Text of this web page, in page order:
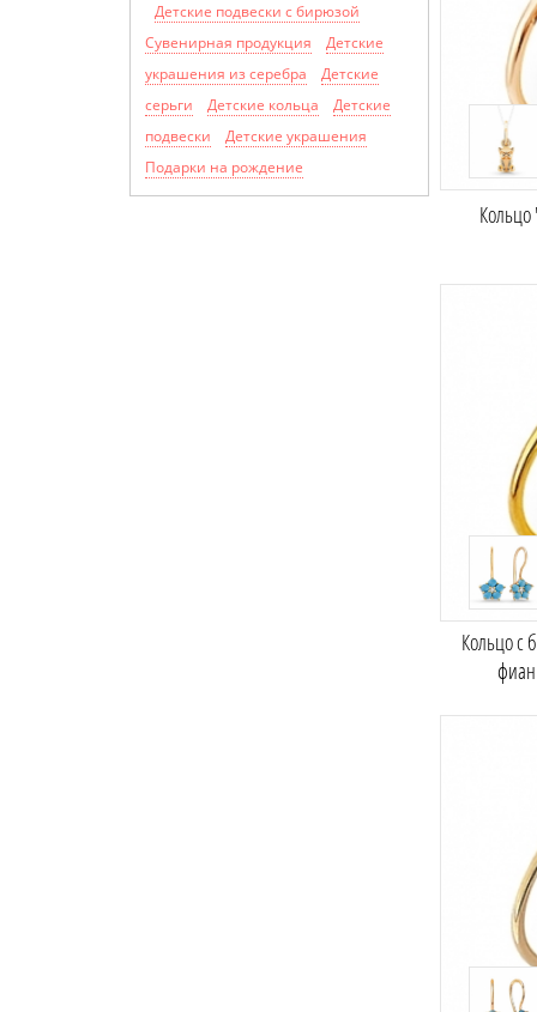
Детские подвески с бирюзой
Сувенирная продукция
Детские
украшения из серебра
Детские
серьги
Детские кольца
Детские
подвески
Детские украшения
Подарки на рождение
Кольцо с